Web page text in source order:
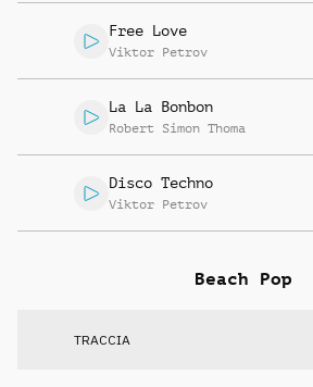
Free Love
Viktor Petrov
La La Bonbon
Robert Simon Thoma
Disco Techno
Viktor Petrov
Beach Pop
TRACCIA